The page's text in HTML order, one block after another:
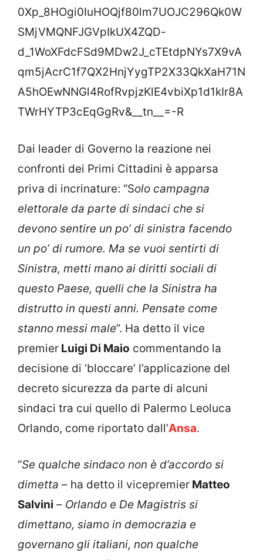
0Xp_8HOgi0IuHOQjf80lm7UOJC296Qk0W
SMjVMQNFJGVpIkUX4ZQD-
d_1WoXFdcFSd9MDw2J_cTEtdpNYs7X9vA
qm5jAcrC1f7QX2HnjYygTP2X33QkXaH71N
A5hOEwNNGl4RofRvpjzKlE4vbiXp1d1kIr8A
TWrHYTP3cEqGgRv&__tn__=-R
Dai leader di Governo la reazione nei
confronti dei Primi Cittadini è apparsa
priva di incrinature: “Solo campagna
elettorale da parte di sindaci che si
devono sentire un po’ di sinistra facendo
un po’ di rumore. Ma se vuoi sentirti di
Sinistra, metti mano ai diritti sociali di
questo Paese, quelli che la Sinistra ha
distrutto in questi anni. Pensate come
stanno messi male”. Ha detto il vice
premier Luigi Di Maio commentando la
decisione di ‘bloccare’ l’applicazione del
decreto sicurezza da parte di alcuni
sindaci tra cui quello di Palermo Leoluca
Orlando, come riportato dall’Ansa.
“Se qualche sindaco non è d’accordo si
dimetta – ha detto il vicepremier Matteo
Salvini – Orlando e De Magistris si
dimettano, siamo in democrazia e
governano gli italiani, non qualche